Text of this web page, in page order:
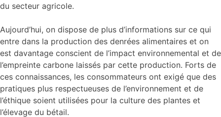
du secteur agricole.
Aujourd’hui, on dispose de plus d’informations sur ce qui
entre dans la production des denrées alimentaires et on
est davantage conscient de l’impact environnemental et de
l’empreinte carbone laissés par cette production. Forts de
ces connaissances, les consommateurs ont exigé que des
pratiques plus respectueuses de l’environnement et de
l’éthique soient utilisées pour la culture des plantes et
l’élevage du bétail.